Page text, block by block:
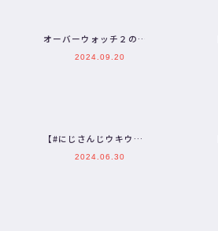
オーバーウォッチ２のに
じさんじ杯の練習会
2024.09.20
【#にじさんじウキウキ
カップ】転がってもいい
2024.06.30